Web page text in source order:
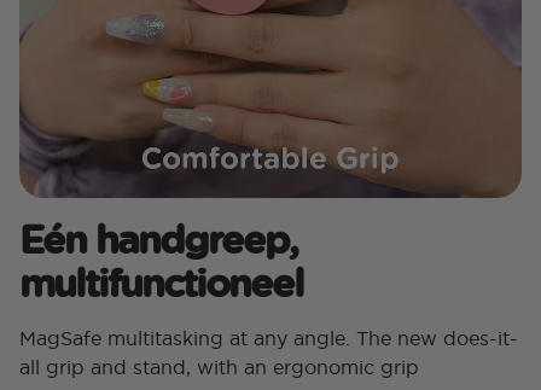
Eén handgreep,
multifunctioneel
MagSafe multitasking at any angle. The new does-it-
all grip and stand, with an ergonomic grip